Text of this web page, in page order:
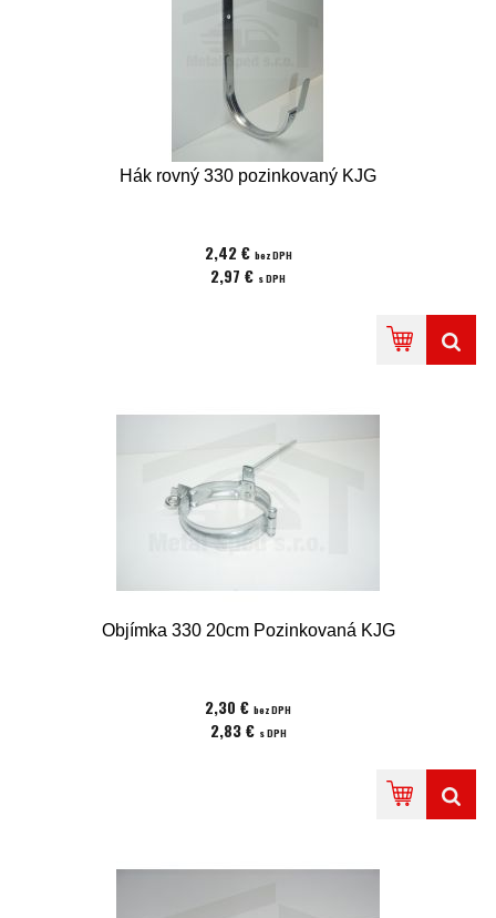
Hák rovný 330 pozinkovaný KJG
2,42 € bez DPH
2,97 € s DPH
Objímka 330 20cm Pozinkovaná KJG
2,30 € bez DPH
2,83 € s DPH